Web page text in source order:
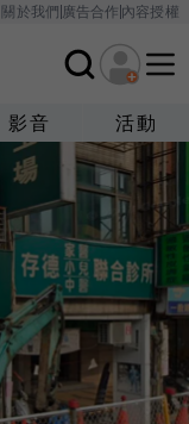
關於我們廣告合作內容授權
影音 活動